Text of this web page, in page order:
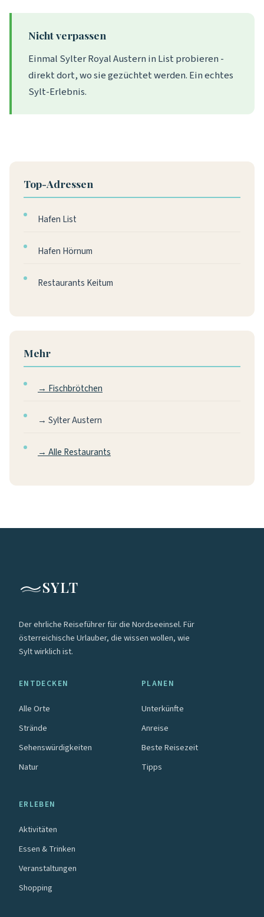
Nicht verpassen
Einmal Sylter Royal Austern in List probieren -
direkt dort, wo sie gezüchtet werden. Ein echtes
Sylt-Erlebnis.
Top-Adressen
Hafen List
Hafen Hörnum
Restaurants Keitum
Mehr
→ Fischbrötchen
→ Sylter Austern
→ Alle Restaurants
SYLT
Der ehrliche Reiseführer für die Nordseeinsel. Für
österreichische Urlauber, die wissen wollen, wie
Sylt wirklich ist.
ENTDECKEN
Alle Orte
Strände
Sehenswürdigkeiten
Natur
PLANEN
Unterkünfte
Anreise
Beste Reisezeit
Tipps
ERLEBEN
Aktivitäten
Essen & Trinken
Veranstaltungen
Shopping